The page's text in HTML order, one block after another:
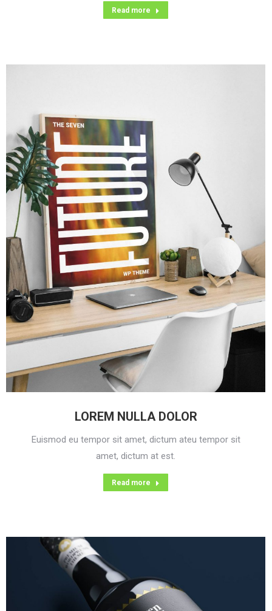
Read more
LOREM NULLA DOLOR
Euismod eu tempor sit amet, dictum ateu tempor sit
amet, dictum at est.
Read more